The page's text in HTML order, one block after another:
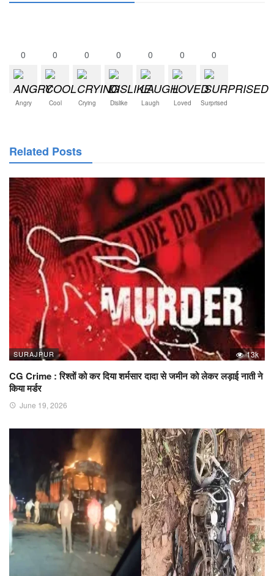
0
Angry
0
Cool
0
Crying
0
Dislike
0
Laugh
0
Loved
0
Surprised
Related Posts
SURAJPUR 13k
CG Crime : रिश्तों को कर दिया शर्मसार दादा से जमीन को लेकर लड़ाई नाती ने
किया मर्डर
June 19, 2026